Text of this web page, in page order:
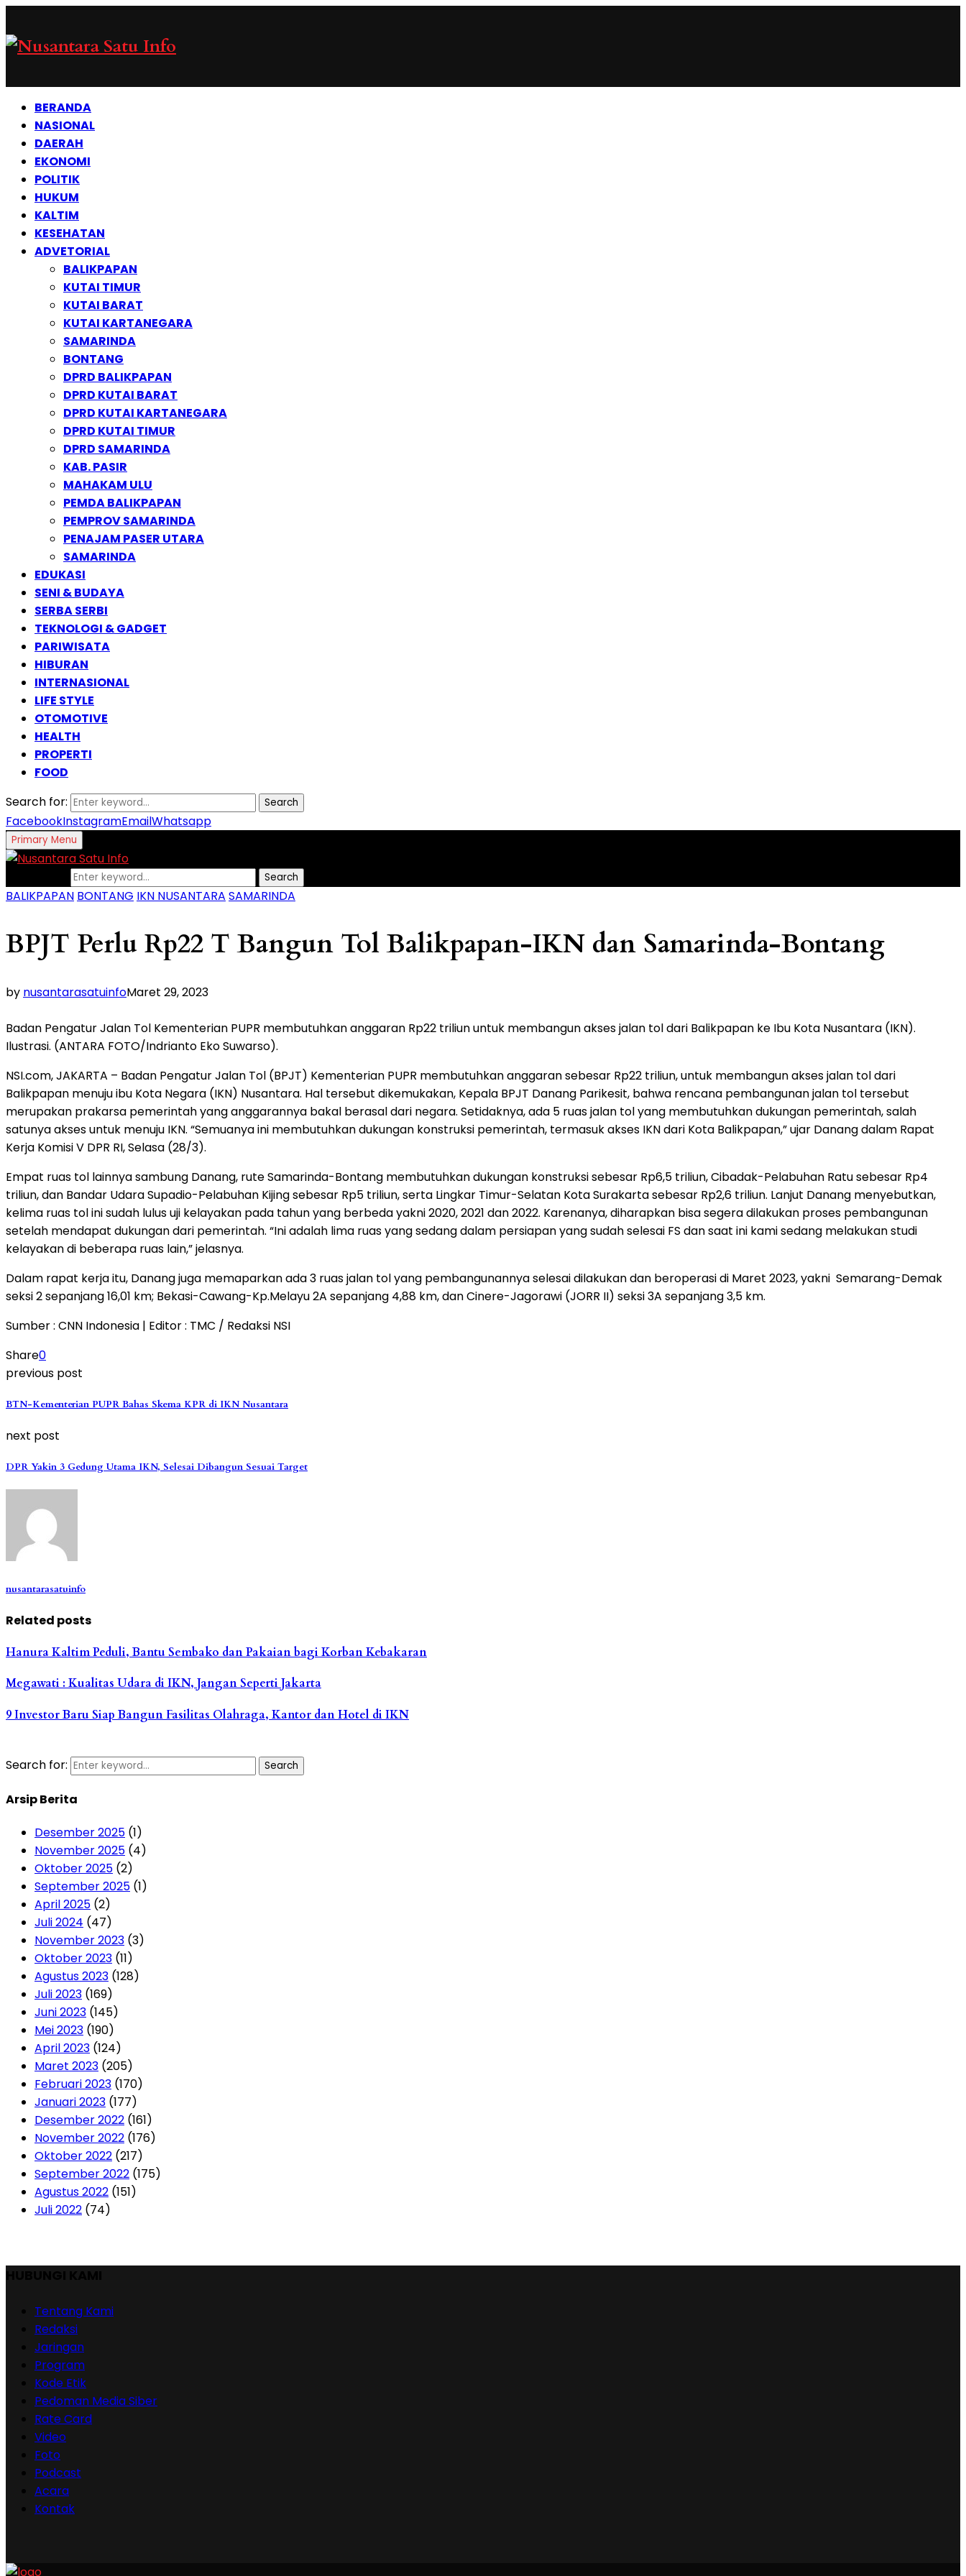
BERANDA
NASIONAL
DAERAH
EKONOMI
POLITIK
HUKUM
KALTIM
KESEHATAN
ADVETORIAL
BALIKPAPAN
KUTAI TIMUR
KUTAI BARAT
KUTAI KARTANEGARA
SAMARINDA
BONTANG
DPRD BALIKPAPAN
DPRD KUTAI BARAT
DPRD KUTAI KARTANEGARA
DPRD KUTAI TIMUR
DPRD SAMARINDA
KAB. PASIR
MAHAKAM ULU
PEMDA BALIKPAPAN
PEMPROV SAMARINDA
PENAJAM PASER UTARA
SAMARINDA
EDUKASI
SENI & BUDAYA
SERBA SERBI
TEKNOLOGI & GADGET
PARIWISATA
HIBURAN
INTERNASIONAL
LIFE STYLE
OTOMOTIVE
HEALTH
PROPERTI
FOOD
Search for:
Search
FacebookInstagramEmailWhatsapp
Primary Menu
Search
BALIKPAPAN BONTANG IKN NUSANTARA SAMARINDA
BPJT Perlu Rp22 T Bangun Tol Balikpapan-IKN dan Samarinda-Bontang
by nusantarasatuinfoMaret 29, 2023
Badan Pengatur Jalan Tol Kementerian PUPR membutuhkan anggaran Rp22 triliun untuk membangun akses jalan tol dari Balikpapan ke Ibu Kota Nusantara (IKN).
Ilustrasi. (ANTARA FOTO/Indrianto Eko Suwarso).
NSI.com, JAKARTA – Badan Pengatur Jalan Tol (BPJT) Kementerian PUPR membutuhkan anggaran sebesar Rp22 triliun, untuk membangun akses jalan tol dari
Balikpapan menuju ibu Kota Negara (IKN) Nusantara. Hal tersebut dikemukakan, Kepala BPJT Danang Parikesit, bahwa rencana pembangunan jalan tol tersebut
merupakan prakarsa pemerintah yang anggarannya bakal berasal dari negara. Setidaknya, ada 5 ruas jalan tol yang membutuhkan dukungan pemerintah, salah
satunya akses untuk menuju IKN. “Semuanya ini membutuhkan dukungan konstruksi pemerintah, termasuk akses IKN dari Kota Balikpapan,” ujar Danang dalam Rapat
Kerja Komisi V DPR RI, Selasa (28/3).
Empat ruas tol lainnya sambung Danang, rute Samarinda-Bontang membutuhkan dukungan konstruksi sebesar Rp6,5 triliun, Cibadak-Pelabuhan Ratu sebesar Rp4
triliun, dan Bandar Udara Supadio-Pelabuhan Kijing sebesar Rp5 triliun, serta Lingkar Timur-Selatan Kota Surakarta sebesar Rp2,6 triliun. Lanjut Danang menyebutkan,
kelima ruas tol ini sudah lulus uji kelayakan pada tahun yang berbeda yakni 2020, 2021 dan 2022. Karenanya, diharapkan bisa segera dilakukan proses pembangunan
setelah mendapat dukungan dari pemerintah. “Ini adalah lima ruas yang sedang dalam persiapan yang sudah selesai FS dan saat ini kami sedang melakukan studi
kelayakan di beberapa ruas lain,” jelasnya.
Dalam rapat kerja itu, Danang juga memaparkan ada 3 ruas jalan tol yang pembangunannya selesai dilakukan dan beroperasi di Maret 2023, yakni Semarang-Demak
seksi 2 sepanjang 16,01 km; Bekasi-Cawang-Kp.Melayu 2A sepanjang 4,88 km, dan Cinere-Jagorawi (JORR II) seksi 3A sepanjang 3,5 km.
Sumber : CNN Indonesia | Editor : TMC / Redaksi NSI
Share0
previous post
BTN-Kementerian PUPR Bahas Skema KPR di IKN Nusantara
next post
DPR Yakin 3 Gedung Utama IKN, Selesai Dibangun Sesuai Target
nusantarasatuinfo
Related posts
Hanura Kaltim Peduli, Bantu Sembako dan Pakaian bagi Korban Kebakaran
Megawati : Kualitas Udara di IKN, Jangan Seperti Jakarta
9 Investor Baru Siap Bangun Fasilitas Olahraga, Kantor dan Hotel di IKN
Search for: Search
Arsip Berita
Desember 2025 (1)
November 2025 (4)
Oktober 2025 (2)
September 2025 (1)
April 2025 (2)
Juli 2024 (47)
November 2023 (3)
Oktober 2023 (11)
Agustus 2023 (128)
Juli 2023 (169)
Juni 2023 (145)
Mei 2023 (190)
April 2023 (124)
Maret 2023 (205)
Februari 2023 (170)
Januari 2023 (177)
Desember 2022 (161)
November 2022 (176)
Oktober 2022 (217)
September 2022 (175)
Agustus 2022 (151)
Juli 2022 (74)
Tentang Kami
Redaksi
Jaringan
Program
Kode Etik
Pedoman Media Siber
Rate Card
Video
Foto
Podcast
Acara
Kontak